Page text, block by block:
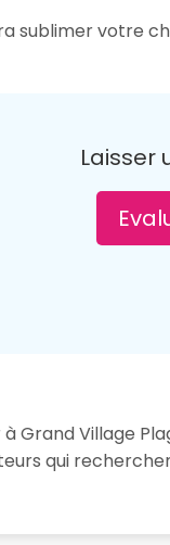
sublimer votre
Laisser
Grand Village
qui